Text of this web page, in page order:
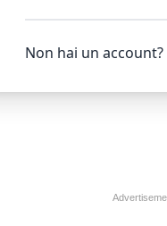
Non hai un account?